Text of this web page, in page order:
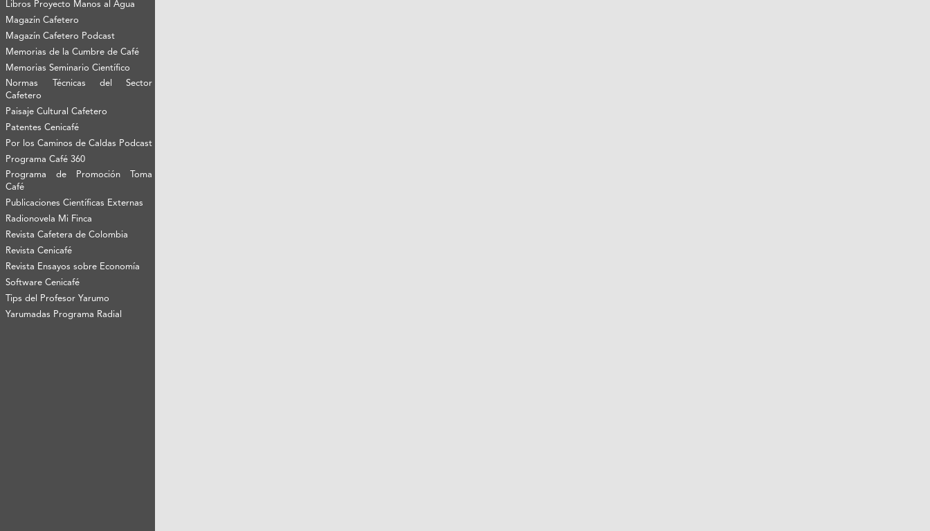
Libros Proyecto Manos al Agua
Magazín Cafetero
Magazín Cafetero Podcast
Memorias de la Cumbre de Café
Memorias Seminario Científico
Normas Técnicas del Sector
Cafetero
Paisaje Cultural Cafetero
Patentes Cenicafé
Por los Caminos de Caldas Podcast
Programa Café 360
Programa de Promoción Toma
Café
Publicaciones Científicas Externas
Radionovela Mi Finca
Revista Cafetera de Colombia
Revista Cenicafé
Revista Ensayos sobre Economía
Software Cenicafé
Tips del Profesor Yarumo
Yarumadas Programa Radial